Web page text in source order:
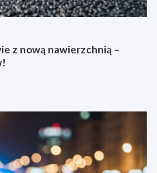
z nową nawierzchnią –